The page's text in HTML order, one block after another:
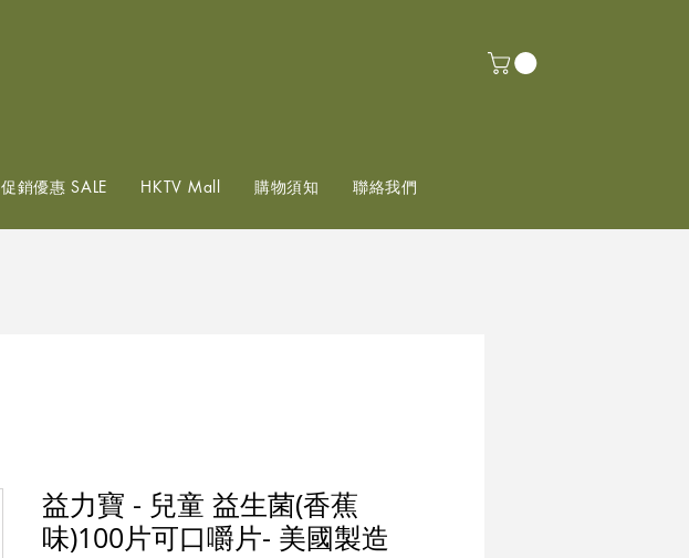
益力寶 - 兒童 益生菌(香蕉
味)100片可口嚼片- 美國製造
促銷優惠 SALE HKTV Mall 購物須知 聯絡我們